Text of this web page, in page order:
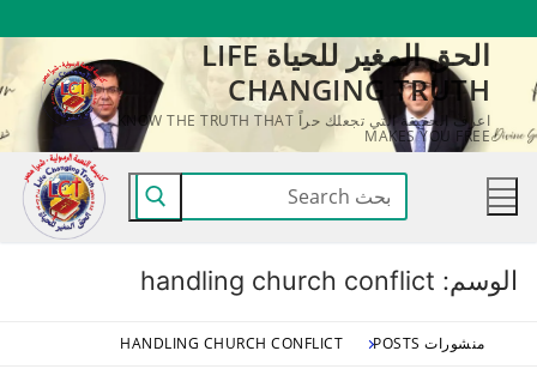
المحتوى
الحق المغير للحياة LIFE
CHANGING TRUTH
اعرف الحقيقة التي تجعلك حراً KNOW THE TRUTH THAT
MAKES YOU FREE
البحث
عن:
الوسم: handling church conflict
منشورات POSTS HANDLING CHURCH CONFLICT